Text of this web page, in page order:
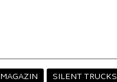
MAGAZIN SILENT TRUCKS